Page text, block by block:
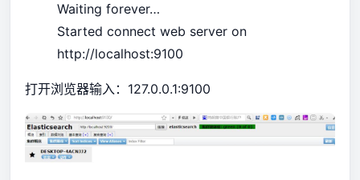
Waiting forever…
Started connect web server on
http://localhost:9100
打开浏览器输入：127.0.0.1:9100